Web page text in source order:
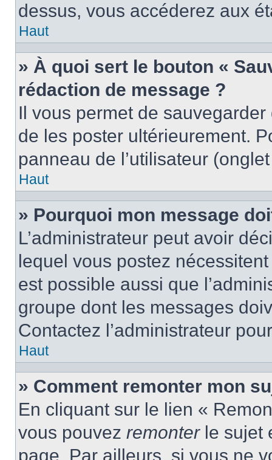
dessus, vous accéderez aux
Haut
» À quoi sert le bouton «
rédaction de message ?
Il vous permet de
de les poster ultérieurement.
panneau de l’utilisateur
Haut
» Pourquoi mon message
L’administrateur peut avoir
lequel vous postez
est possible aussi que
groupe dont les messages
Contactez l’administrateur
Haut
» Comment remonter mon
En cliquant sur le lien «
vous pouvez remonterle sujet
page. Par ailleurs, si vous ne